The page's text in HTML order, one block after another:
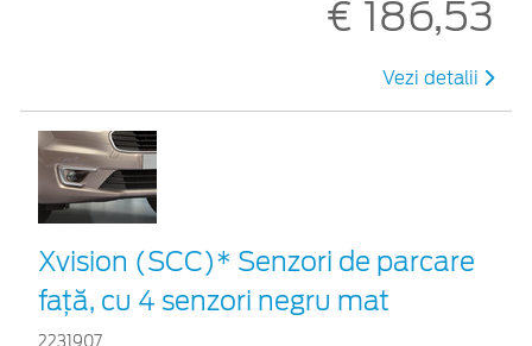
€ 186,53
Vezi detalii
Xvision (SCC)* Senzori de parcare
față, cu 4 senzori negru mat
2231907